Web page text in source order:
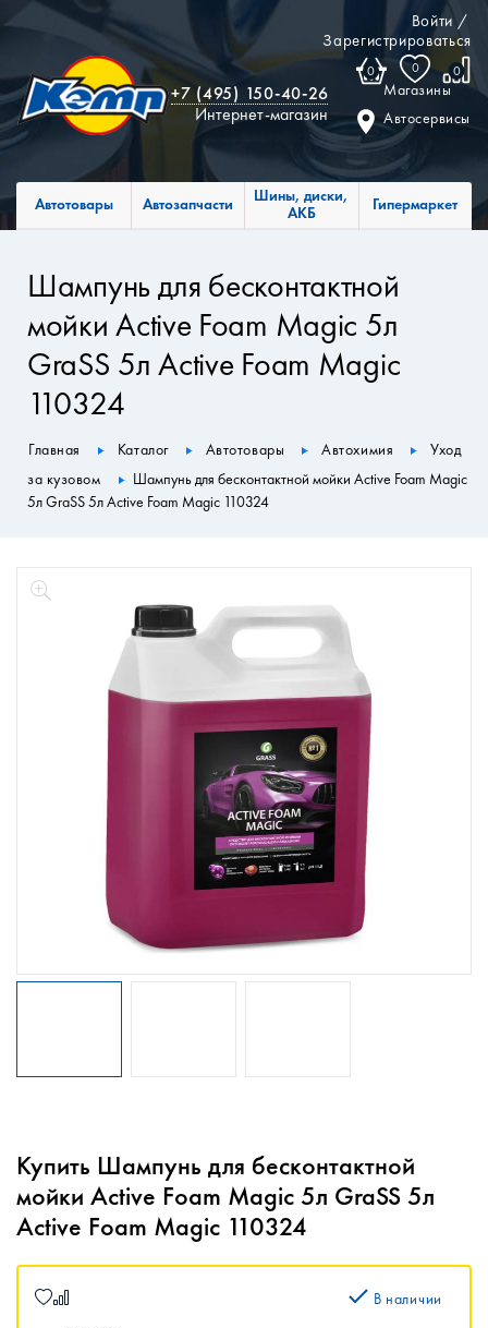
Войти /
Зарегистрироваться
0 0 0
Магазины
Автосервисы
+7 (495) 150-40-26
Интернет-магазин
Автотовары Автозапчасти
Шины, диски,
АКБ
Гипермаркет
Шампунь для бесконтактной
мойки Active Foam Magic 5л
GraSS 5л Active Foam Magic
110324
Главная Каталог Автотовары Автохимия
Уход
за кузовом
Шампунь для бесконтактной мойки Active Foam Magic
5л GraSS 5л Active Foam Magic 110324
Купить Шампунь для бесконтактной
мойки Active Foam Magic 5л GraSS 5л
Active Foam Magic 110324
В наличии